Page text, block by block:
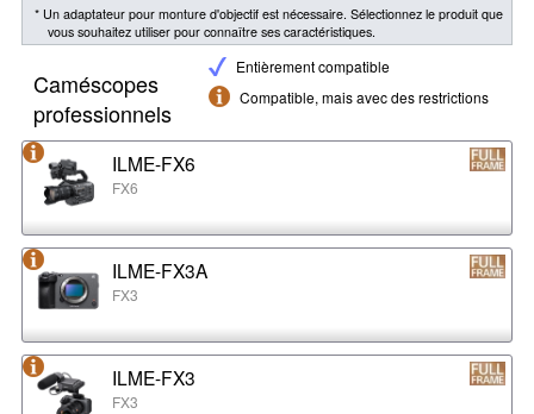
* Un adaptateur pour monture d'objectif est nécessaire. Sélectionnez le produit que
vous souhaitez utiliser pour connaître ses caractéristiques.
Entièrement compatible
Compatible, mais avec des restrictions
Caméscopes
professionnels
ILME-FX6
FX6
ILME-FX3A
FX3
ILME-FX3
FX3